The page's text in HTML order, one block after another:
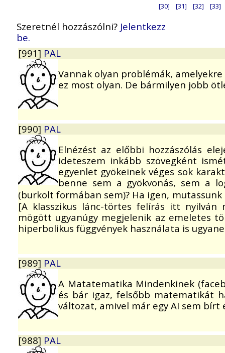
[30]
[31] [32] [33]
Szeretnél hozzászólni? Jelentkezz
be.
[991] PAL
Vannak olyan problémák,
ez most olyan. De bármilyen jobb
[990] PAL
Elnézést az előbbi hozzászólás
ideteszem inkább szövegként
egyenlet gyökeinek véges sok
benne sem a gyökvonás, sem a
(burkolt formában sem)? Ha igen,
[A klasszikus lánc-törtes felírás itt nyilván
mögött ugyanúgy megjelenik az emeletes
hiperbolikus függvények használata is
[989] PAL
A Matatematika Mindenkinek
és bár igaz, felsőbb matematikát
változat, amivel már egy AI sem
[988] PAL